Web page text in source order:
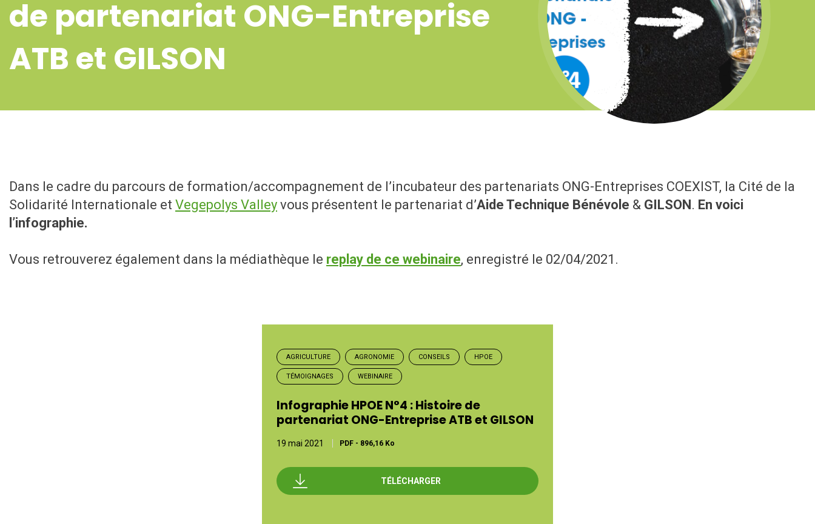
de partenariat ONG-Entreprise
ATB et GILSON
Dans le cadre du parcours de formation/accompagnement de l’incubateur des partenariats ONG-Entreprises COEXIST, la Cité de la
Solidarité Internationale et Vegepolys Valley vous présentent le partenariat d’Aide Technique Bénévole & GILSON. En voici
l’infographie.
Vous retrouverez également dans la médiathèque le replay de ce webinaire, enregistré le 02/04/2021.
AGRICULTURE AGRONOMIE CONSEILS HPOE
TÉMOIGNAGES WEBINAIRE
Infographie HPOE N°4 : Histoire de
partenariat ONG-Entreprise ATB et GILSON
19 mai 2021 PDF - 896,16 Ko
TÉLÉCHARGER